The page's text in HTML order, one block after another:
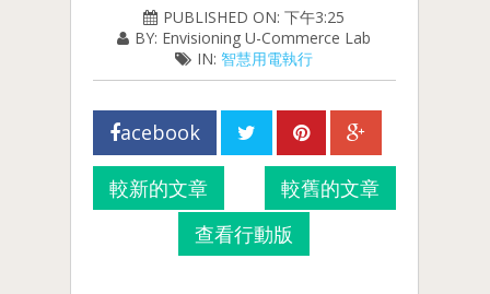
PUBLISHED ON: 下午3:25
BY: Envisioning U-Commerce Lab
IN: 智慧用電執行
acebook
較新的文章
較舊的文章
查看行動版